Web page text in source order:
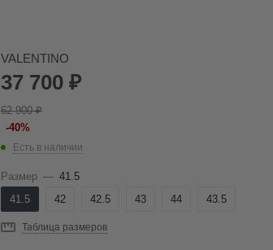
VALENTINO
37 700 ₽
62 900₽
-40%
Есть в наличии
Размер — 41.5
41.5
42 42.5 43 44 43.5
Таблица размеров